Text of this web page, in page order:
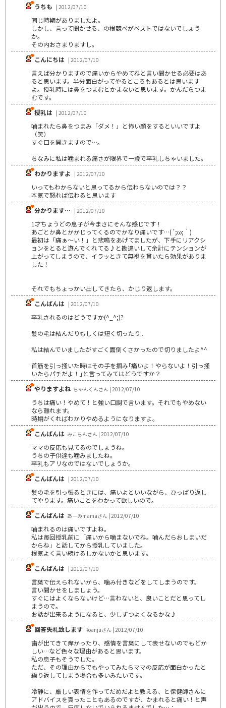
うちも | 2012/07/10
同じ時期がありましたよ。
しかし、言って聞かせる、の根競べがベストではないでしょう
か。
その内おさまりますし。
こんにちは | 2012/07/10
言えば分かりますので痛いからやめてねと言い聞かせる必要はあ
ると思います。半分面白がってやるところもあるとは思います
よ。授乳時には鼻をつまむとかまないと思います。かんだらつま
むです。
授乳は | 2012/07/10
噛まれたら鼻をつまみ「ダメ！」と怖い顔をするといいですよ
（笑）
すぐ口を開きますので…。
ちなみに私は噛まれる痛さが限界で一歳で卒乳しちゃいました。
わかりますよ | 2012/07/10
いってもわからないと思ってるから伝わらないのでは？？
本気で怒れば伝わると思います
分かります… | 2012/07/10
1才ちょうどの息子が今まさにそんな感じです！
あごとか鼻とかかじってくるのでかなり痛いです…(´;ω;｀)
最初は「痛ぁ～い！」と悲鳴をあげてましたが、下手にリアクシ
ョンをとると遊んでくれてる♪と勘違いして余計にテンションが
上がってしまうので、イラッときて無視を貫いたら効果がありま
した！
それでもちょっかい出してきたら、かじり返します。
こんばんは | 2012/07/10
卒乳されるのはどうですか(^_^;)?
髪の毛は結んだりもしくは短く切ったり..
私は結んでいましたがすごく面倒くさかったので切りましたよ^^
首筋を引っ掻いた時はその手を掴み｢痛いよ！やらないよ！引っ掻
いたらパチだよ！｣と言ってみてはどうですか？
やりますよね ちゃんくんさん | 2012/07/10
うちは痛い！やめて！と強い口調で言います。それでもやめない
なら離れます。
時期がくればわかりやめるようになりますよ。
こんばんは みこちんさん | 2012/07/10
ママの反応も見てるのでしょうね。
うちの子供達も噛みましたね。
卒乳もアリなのではないでしょうか。
こんばんは | 2012/07/10
髪の毛を引っ張るときには、痛いよといいながら、ひっぱり返し
てやります。痛いことをわかって欲しいので。
こんばんは あーみmamaさん | 2012/07/10
噛まれるのは痛いですよね。
私は毎回授乳前に「痛いから噛まないでね。噛んだらおしまいだ
からね」と話してから授乳していました。
根気よく言い続けるしかないかと思います。
こんばんは | 2012/07/10
言葉で伝えられないから、噛み付きなどをしてしまうのです。
言い聞かせをしましょう。
すぐにはよくならないけど…言わないと、良いことだと思ってし
まうので。
お話が出来るようになると、少しずつよくなるかな♪
回答失礼致します Roanjuさん | 2012/07/10
歯が出てきて痒かったり、感情を言葉にして表せないのでもどか
しい…など色々な理由があると思います。
私の息子もそうでした。
ただ、その理由からでもやってみたらママの反応が面白かったと
繰り返してしまう場合も多いみたいです。
冷静に、厳しい表情を作ってだめだよと教える、と保健師さんに
アドバイスを貰ったこともあるのですが、かまれると痛い！と声